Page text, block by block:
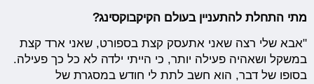
מתי התחלת להתעניין בעולם הקיקבוקסינג?
"אבא שלי רצה שאני אתעסק קצת בספורט, שאני ארד קצת
במשקל ושאהיה פעילה יותר, כי הייתי ילדה לא כל כך פעילה.
בסופו של דבר, הוא חשב לתת לי חודש במסגרת של